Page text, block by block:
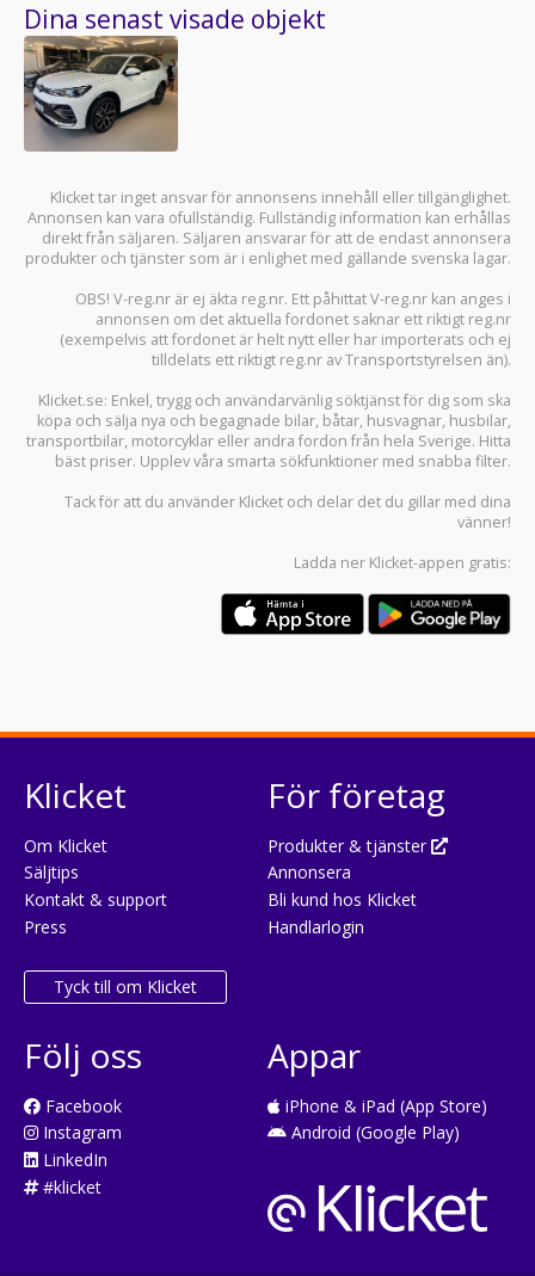
Dina senast visade objekt
Klicket tar inget ansvar för annonsens innehåll eller tillgänglighet.
Annonsen kan vara ofullständig. Fullständig information kan erhållas
direkt från säljaren. Säljaren ansvarar för att de endast annonsera
produkter och tjänster som är i enlighet med gällande svenska lagar.
OBS! V-reg.nr är ej äkta reg.nr. Ett påhittat V-reg.nr kan anges i
annonsen om det aktuella fordonet saknar ett riktigt reg.nr
(exempelvis att fordonet är helt nytt eller har importerats och ej
tilldelats ett riktigt reg.nr av Transportstyrelsen än).
Klicket.se: Enkel, trygg och användarvänlig söktjänst för dig som ska
köpa och sälja nya och begagnade bilar, båtar, husvagnar, husbilar,
transportbilar, motorcyklar eller andra fordon från hela Sverige. Hitta
bäst priser. Upplev våra smarta sökfunktioner med snabba filter.
Tack för att du använder Klicket och delar det du gillar med dina
vänner!
Ladda ner Klicket-appen gratis:
Klicket
Om Klicket
Säljtips
Kontakt & support
Press
Tyck till om Klicket
För företag
Produkter & tjänster
Annonsera
Bli kund hos Klicket
Handlarlogin
Följ oss
Facebook
Instagram
LinkedIn
#klicket
Appar
iPhone & iPad (App Store)
Android (Google Play)